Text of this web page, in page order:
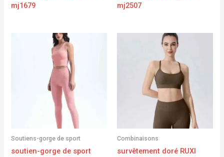
mj1679
mj2507
Soutiens-gorge de sport
soutien-gorge de sport
Combinaisons
survêtement doré RUXI